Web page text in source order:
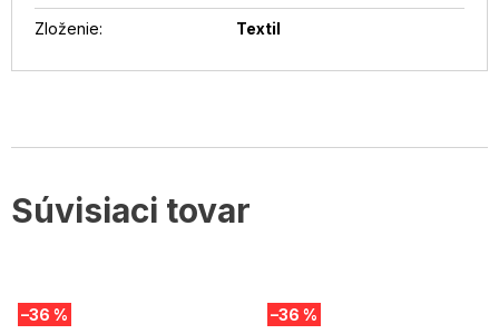
Súvisiaci tovar
–36 % –36 %
Zloženie: Textil